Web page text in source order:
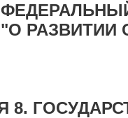
ФЕДЕРАЛЬНЫЙ
"О РАЗВИТИИ
8.